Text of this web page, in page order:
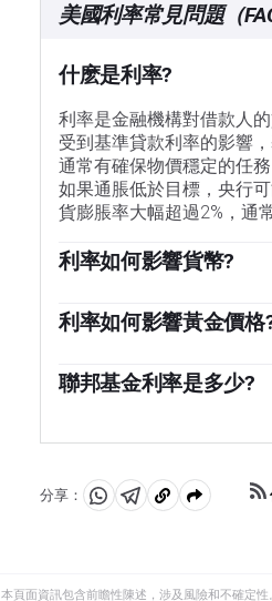
美國利率常見問題（
什麽是利率?
利率是金融機構對借款人
受到基準貸款利率的影響
通常有確保物價穩定的任
如果通脹低於目標，央行
貨膨脹率大幅超過2%，通
利率如何影響貨幣?
力。
利率如何影響黃金價格
本，而不是投資於有息資
聯邦基金利率是多少?
定的經常被引用的總體利
易所(CME)的Fed watch工
決定的預期。」
分享：
分
WhatsApp
分
Telegram
複
剪
本頁面資訊包含前瞻性陳述，涉及風險和不確定